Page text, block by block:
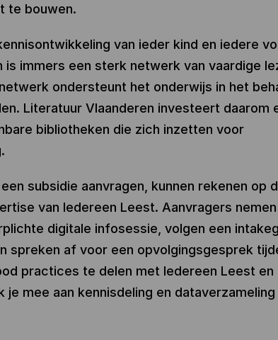
te bouwen.
van ieder kind en iedere
is immers een sterk netwerk van vaardige
ondersteunt het onderwijs in het
Literatuur Vlaanderen investeert daarom
bibliotheken die zich inzetten voor
subsidie aanvragen, kunnen rekenen op
van Iedereen Leest. Aanvragers
digitale infosessie, volgen een
spreken af voor een opvolgingsgesprek
practices te delen met Iedereen Leest en
je mee aan kennisdeling en dataverzameling